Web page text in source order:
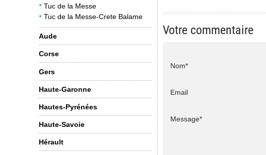
Tuc de la Messe
Tuc de la Messe-Crete Balame
Aude
Corse
Gers
Haute-Garonne
Hautes-Pyrénées
Haute-Savoie
Hérault
Votre commentaire
Nom*
Email
Message*